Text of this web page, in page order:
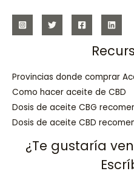
Provincias donde comprar
Como hacer aceite de CBD
Dosis de aceite CBG
Dosis de aceite CBD
¿Te gustaría